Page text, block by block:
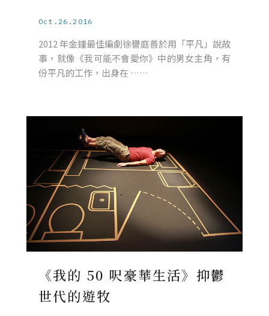
Oct.26.2016
2012 年金鐘最佳編劇徐譽庭善於用「平凡」說故
事，就像《我可能不會愛你》中的男女主角，有
份平凡的工作，出身在 ……
《我的 50 呎豪華生活》抑鬱
世代的遊牧